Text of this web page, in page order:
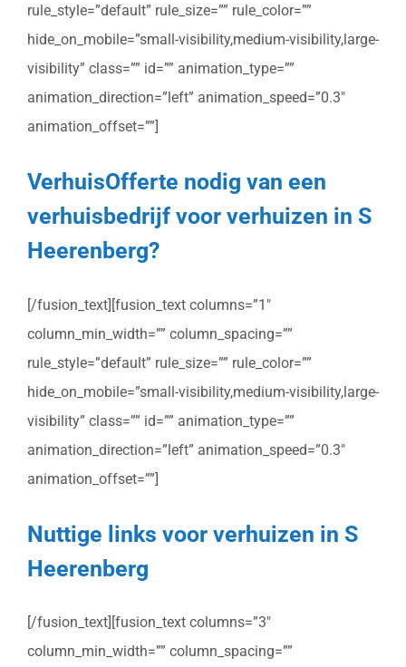
rule_style=”default” rule_size=”” rule_color=””
hide_on_mobile=”small-visibility,medium-visibility,large-
visibility” class=”” id=”” animation_type=””
animation_direction=”left” animation_speed=”0.3″
animation_offset=””]
VerhuisOfferte nodig van een
verhuisbedrijf voor verhuizen in S
Heerenberg?
[/fusion_text][fusion_text columns=”1″
column_min_width=”” column_spacing=””
rule_style=”default” rule_size=”” rule_color=””
hide_on_mobile=”small-visibility,medium-visibility,large-
visibility” class=”” id=”” animation_type=””
animation_direction=”left” animation_speed=”0.3″
animation_offset=””]
Nuttige links voor verhuizen in S
Heerenberg
[/fusion_text][fusion_text columns=”3″
column_min_width=”” column_spacing=””